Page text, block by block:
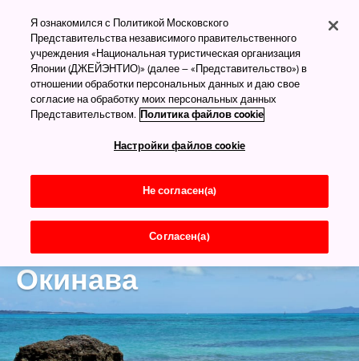
Okinawa
Окинава
Я ознакомился с Политикой Московского
Представительства независимого правительственного
учреждения «Национальная туристическая организация
Японии (ДЖЕЙЭНТИО)» (далее – «Представительство») в
отношении обработки персональных данных и даю свое
согласие на обработку моих персональных данных
Представительством. Политика файлов cookie
Настройки файлов cookie
Не согласен(а)
Согласен(а)